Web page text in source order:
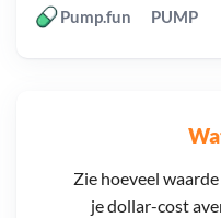
Zie hoeveel
je dollar-cost
Pump.fun PUMP